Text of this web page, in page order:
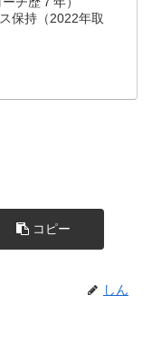
保持（2022年取
コピー
しん